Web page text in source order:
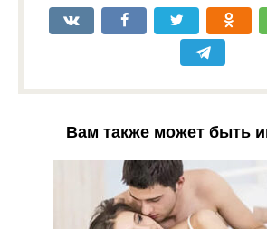
Вам также может быть